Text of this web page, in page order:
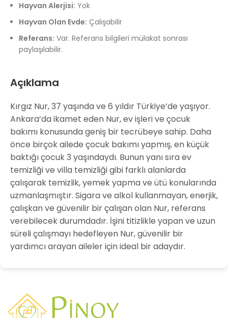
Hayvan Alerjisi: Yok
Hayvan Olan Evde: Çalışabilir
Referans: Var. Referans bilgileri mülakat sonrası
paylaşılabilir.
Açıklama
Kırgız Nur, 37 yaşında ve 6 yıldır Türkiye’de yaşıyor.
Ankara’da ikamet eden Nur, ev işleri ve çocuk
bakımı konusunda geniş bir tecrübeye sahip. Daha
önce birçok ailede çocuk bakımı yapmış, en küçük
baktığı çocuk 3 yaşındaydı. Bunun yanı sıra ev
temizliği ve villa temizliği gibi farklı alanlarda
çalışarak temizlik, yemek yapma ve ütü konularında
uzmanlaşmıştır. Sigara ve alkol kullanmayan, enerjik,
çalışkan ve güvenilir bir çalışan olan Nur, referans
verebilecek durumdadır. İşini titizlikle yapan ve uzun
süreli çalışmayı hedefleyen Nur, güvenilir bir
yardımcı arayan aileler için ideal bir adaydır.